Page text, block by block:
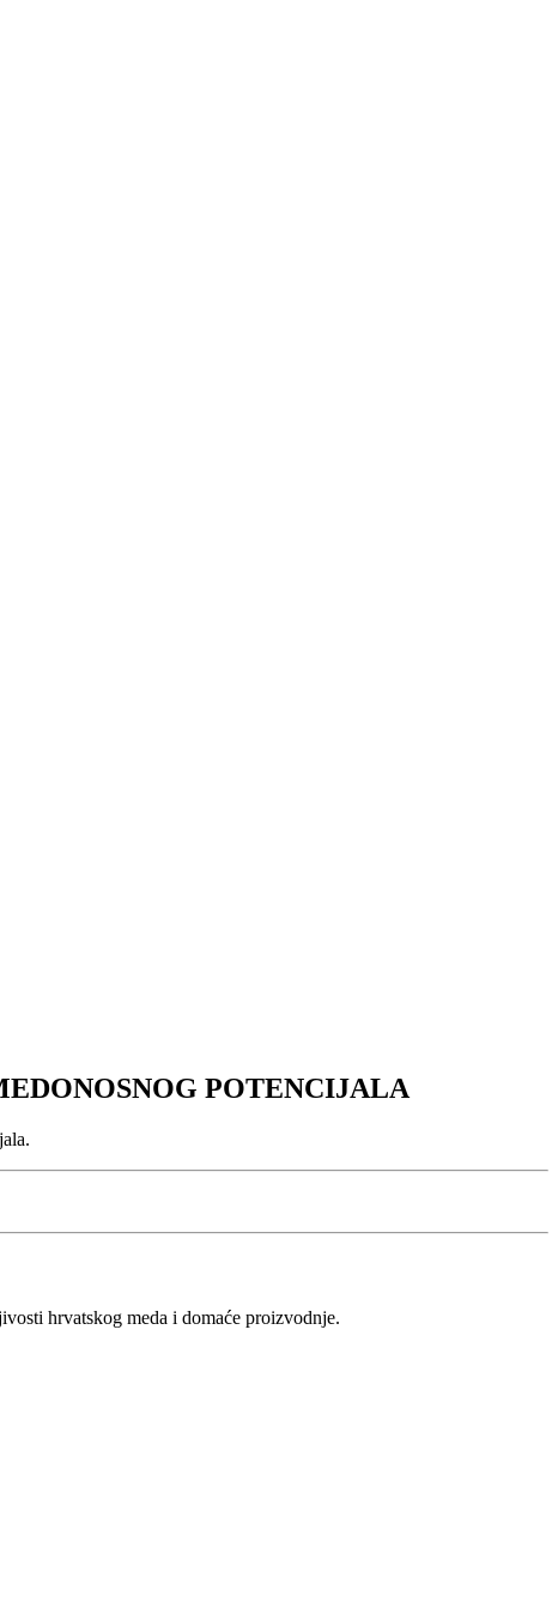
POTENCIJALA
hrvatskog meda i domaće proizvodnje.